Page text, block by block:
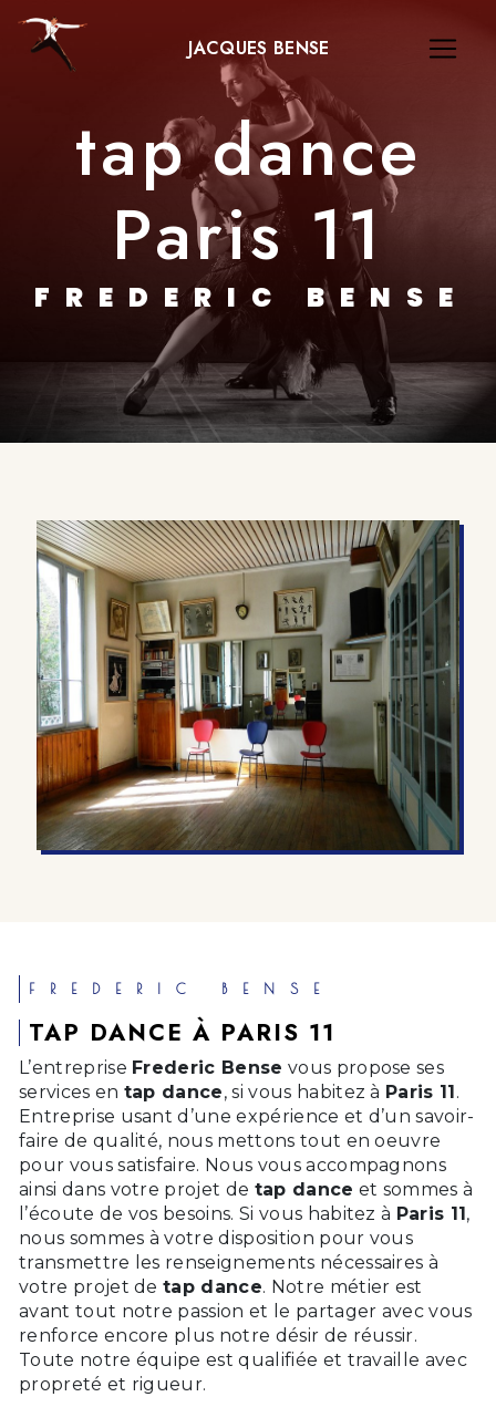
JACQUES BENSE
tap dance
Paris 11
FREDERIC BENSE
FREDERIC BENSE
TAP DANCE À PARIS 11
L’entreprise Frederic Bense vous propose ses
services en tap dance, si vous habitez à Paris 11.
Entreprise usant d’une expérience et d’un savoir-
faire de qualité, nous mettons tout en oeuvre
pour vous satisfaire. Nous vous accompagnons
ainsi dans votre projet de tap dance et sommes à
l’écoute de vos besoins. Si vous habitez à Paris 11,
nous sommes à votre disposition pour vous
transmettre les renseignements nécessaires à
votre projet detap dance. Notre métier est
avant tout notre passion et le partager avec vous
renforce encore plus notre désir de réussir.
Toute notre équipe est qualifiée et travaille avec
propreté et rigueur.
Panneau de gestion des cookies